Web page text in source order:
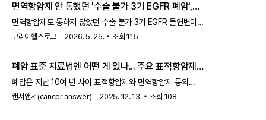
면역항암제 안 통했던 '수술 불가 3기 EGFR 폐암',
표적치료제 '희망'
면역항암제도 통하지 않았던 수술 불가 3기 EGFR 돌연변이
비소세포폐암에도 EGFR을 타깃한 표적치료제가 희망으로
수술이 불가능한 EGFR 돌연변이 비소세포폐암 환자에게
EGFR을 타깃한 표적치료제 '타그리소'의 최신 임상연구 결과를
소개했다. 수술 불가 3기 EGFR 돌연변이 비소세포폐암의
코리아헬스로그 2026. 5. 25. 조회115
폐암 표준 치료법엔 어떤 게 있나... 주요 표적항암제
건강 보험 혜택 여부는?
폐암은 지난 10여 년 사이 표적항암제와 면역항암제 등의
등장으로 선택할 수 있는 치료법이 많아졌고, 그 덕분에 치료
캔서앤서(cancer answer) 2025. 12. 13. 조회 108